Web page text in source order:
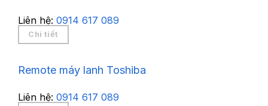
Liên hệ: 0914 617 089
Chi tiết
Remote máy lanh Toshiba
Liên hệ: 0914 617 089